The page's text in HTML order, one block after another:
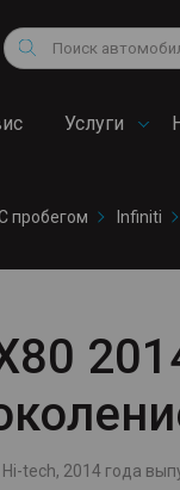
Поиск
Услуги
пробегом Infiniti
tech, 2014 года